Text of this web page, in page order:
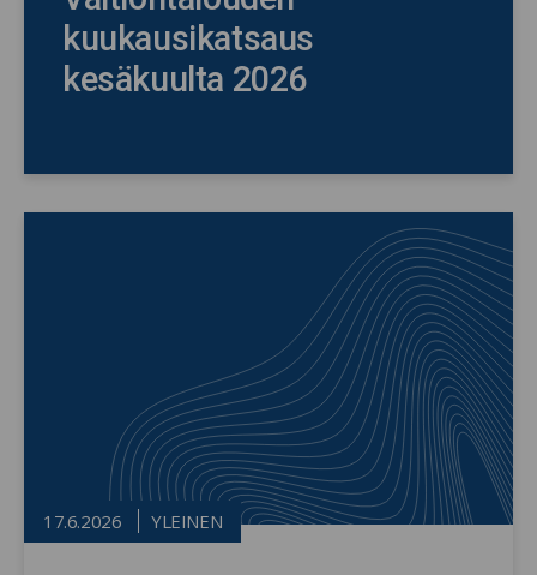
kuukausikatsaus
kesäkuulta 2026
17.6.2026 YLEINEN